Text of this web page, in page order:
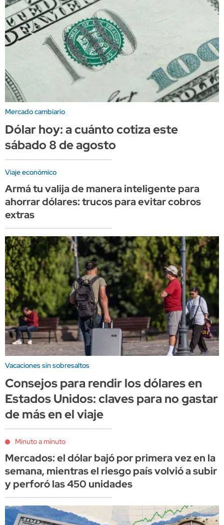
Mercado cambiario
Dólar hoy: a cuánto cotiza este
sábado 8 de agosto
Viaje económico
Armá tu valija de manera inteligente para
ahorrar dólares: trucos para evitar cobros
extras
Vacaciones sin sobresaltos
Consejos para rendir los dólares en
Estados Unidos: claves para no gastar
de más en el viaje
Minuto a minuto
Mercados: el dólar bajó por primera vez en la
semana, mientras el riesgo país volvió a subir
y perforó las 450 unidades